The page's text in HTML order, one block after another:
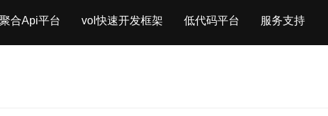
合Api平台 vol快速开发框架 低代码平台 服务支持